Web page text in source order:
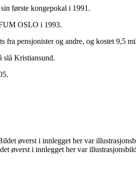
første kongepokal i 1991.
OSLO i 1993.
fra pensjonister og andre, og kostet
slå Kristiansund.
øverst i innlegget her var